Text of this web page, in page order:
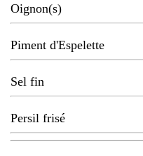
Oignon(s)
Piment d'Espelette
Sel fin
Persil frisé